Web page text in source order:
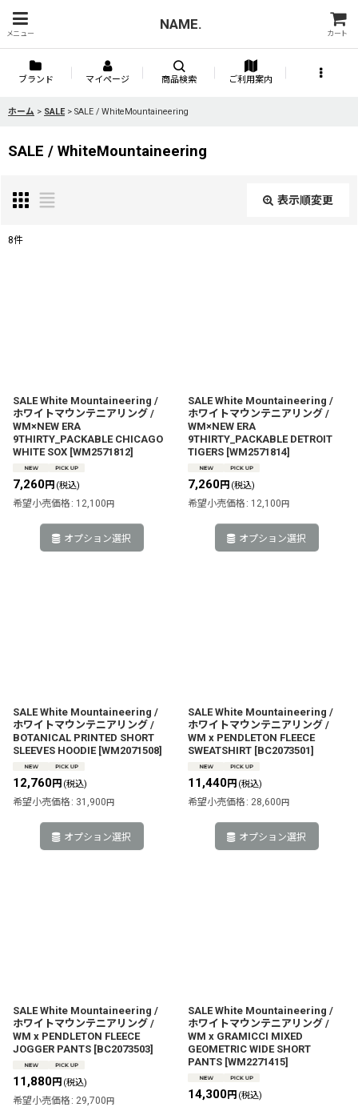
メニュー
NAME.
カート
ブランド マイページ 商品検索 ご利用案内
ホーム > SALE > SALE / WhiteMountaineering
SALE / WhiteMountaineering
表示順変更
8件
SALE White Mountaineering /
ホワイトマウンテニアリング /
WM×NEW ERA
9THIRTY_PACKABLE CHICAGO
WHITE SOX [WM2571812]
7,260円 (税込)
希望小売価格 : 12,100円
オプション選択
SALE White Mountaineering /
ホワイトマウンテニアリング /
WM×NEW ERA
9THIRTY_PACKABLE DETROIT
TIGERS [WM2571814]
7,260円 (税込)
希望小売価格 : 12,100円
オプション選択
SALE White Mountaineering /
ホワイトマウンテニアリング /
BOTANICAL PRINTED SHORT
SLEEVES HOODIE [WM2071508]
12,760円 (税込)
希望小売価格 : 31,900円
オプション選択
SALE White Mountaineering /
ホワイトマウンテニアリング /
WM x PENDLETON FLEECE
SWEATSHIRT [BC2073501]
11,440円 (税込)
希望小売価格 : 28,600円
オプション選択
SALE White Mountaineering /
ホワイトマウンテニアリング /
WM x PENDLETON FLEECE
JOGGER PANTS [BC2073503]
11,880円 (税込)
希望小売価格 : 29,700円
SALE White Mountaineering /
ホワイトマウンテニアリング /
WM x GRAMICCI MIXED
GEOMETRIC WIDE SHORT
PANTS [WM2271415]
14,300円 (税込)